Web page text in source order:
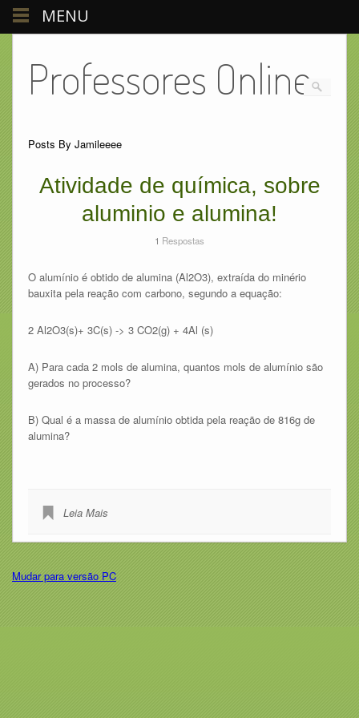
Professores Online
Posts By Jamileeee
Atividade de química, sobre
aluminio e alumina!
1 Respostas
O alumínio é obtido de alumina (Al2O3), extraída do minério
bauxita pela reação com carbono, segundo a equação:
2 Al2O3(s)+ 3C(s) -> 3 CO2(g) + 4Al (s)
A) Para cada 2 mols de alumina, quantos mols de alumínio são
gerados no processo?
B) Qual é a massa de alumínio obtida pela reação de 816g de
alumina?
Leia Mais
Mudar para versão PC
MENU